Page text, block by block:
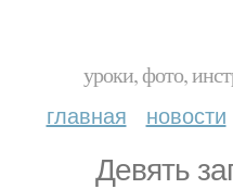
уроки, фото,
главная новости
Девять